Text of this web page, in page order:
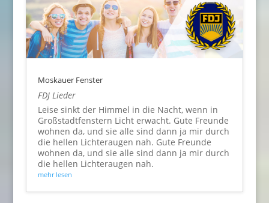
Moskauer Fenster
FDJ Lieder
Leise sinkt der Himmel in die Nacht, wenn in
Großstadtfenstern Licht erwacht. Gute Freunde
wohnen da, und sie alle sind dann ja mir durch
die hellen Lichteraugen nah. Gute Freunde
wohnen da, und sie alle sind dann ja mir durch
die hellen Lichteraugen nah.
mehr lesen